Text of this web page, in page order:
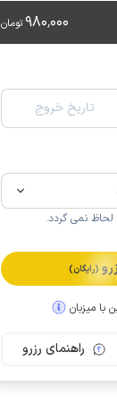
980٬000تومان
تاریخ خروج
(رایگان)
با میزبان
راهنمای رزرو